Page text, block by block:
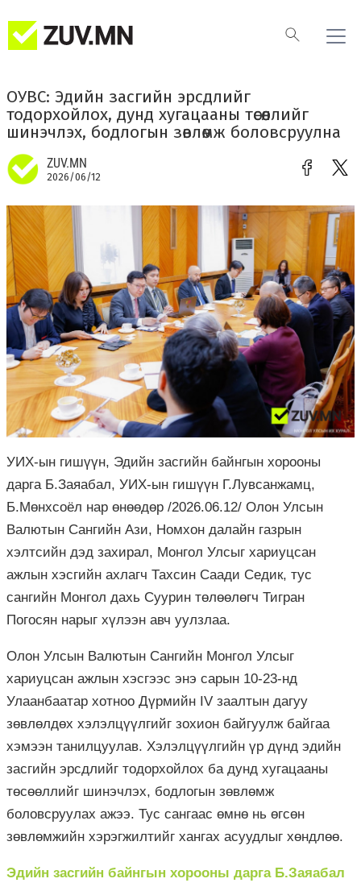
ОУВС: Эдийн засгийн эрсдлийг
тодорхойлох, дунд хугацааны төсөөллийг
шинэчлэх, бодлогын зөвлөмж боловсруулна
ZUV.MN
2026/06/12
УИХ-ын гишүүн, Эдийн засгийн байнгын хорооны
дарга Б.Заяабал, УИХ-ын гишүүн Г.Лувсанжамц,
Б.Мөнхсоёл нар өнөөдөр /2026.06.12/ Олон Улсын
Валютын Сангийн Ази, Номхон далайн газрын
хэлтсийн дэд захирал, Монгол Улсыг хариуцсан
ажлын хэсгийн ахлагч Тахсин Саади Седик, тус
сангийн Монгол дахь Суурин төлөөлөгч Тигран
Погосян нарыг хүлээн авч уулзлаа.
Олон Улсын Валютын Сангийн Монгол Улсыг
хариуцсан ажлын хэсгээс энэ сарын 10-23-нд
Улаанбаатар хотноо Дүрмийн IV заалтын дагуу
зөвлөлдөх хэлэлцүүлгийг зохион байгуулж байгаа
хэмээн танилцуулав. Хэлэлцүүлгийн үр дүнд эдийн
засгийн эрсдлийг тодорхойлох ба дунд хугацааны
төсөөллийг шинэчлэх, бодлогын зөвлөмж
боловсруулах ажээ. Тус сангаас өмнө нь өгсөн
зөвлөмжийн хэрэгжилтийг хангах асуудлыг хөндлөө.
Эдийн засгийн байнгын хорооны дарга Б.Заяабал